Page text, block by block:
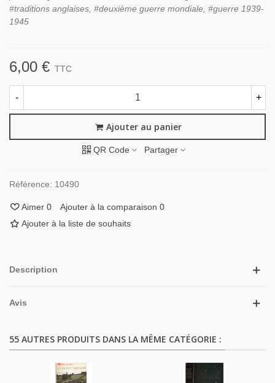
#traditions anglaises, #deuxième guerre mondiale, #guerre 1939-
1945
6,00 € TTC
- +
Ajouter au panier
QR Code Partager
Référence: 10490
Aimer 0 Ajouter à la comparaison 0
Ajouter à la liste de souhaits
Description
Avis
55 AUTRES PRODUITS DANS LA MÊME CATÉGORIE :